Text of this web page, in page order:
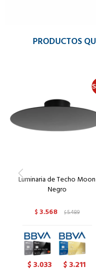
PRODUCTOS
Luminaria de Techo Moon
Negro
$ 3.568 $5.489
$3.033 $3.211